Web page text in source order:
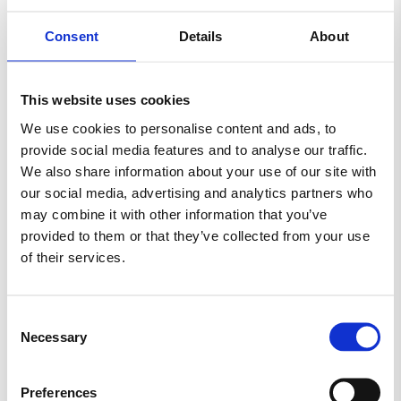
Consent Details About
This website uses cookies
We use cookies to personalise content and ads, to
provide social media features and to analyse our traffic.
We also share information about your use of our site with
our social media, advertising and analytics partners who
may combine it with other information that you’ve
provided to them or that they’ve collected from your use
of their services.
Selection
Necessary
Preferences
GELATINEFRI GLUTENFRI HALLOWEEN
MARS MORS DAG NYT SLIK
RED BAND SALTLAKRIDS SKITTLES
SKUM SLIKAWAY
SLIKPOSER SURT SLIK
TILBUD